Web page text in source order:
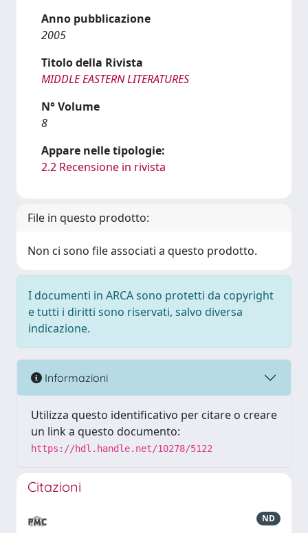
Anno pubblicazione
2005
Titolo della Rivista
MIDDLE EASTERN LITERATURES
N° Volume
8
Appare nelle tipologie:
2.2 Recensione in rivista
File in questo prodotto:
Non ci sono file associati a questo prodotto.
I documenti in ARCA sono protetti da copyright
e tutti i diritti sono riservati, salvo diversa
indicazione.
Informazioni
Utilizza questo identificativo per citare o creare
un link a questo documento:
https://hdl.handle.net/10278/5122
Citazioni
ND